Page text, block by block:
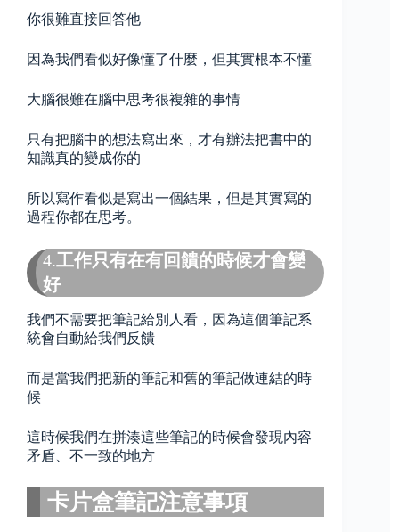
你很難直接回答他
因為我們看似好像懂了什麼，但其實根本不懂
大腦很難在腦中思考很複雜的事情
只有把腦中的想法寫出來，才有辦法把書中的
知識真的變成你的
所以寫作看似是寫出一個結果，但是其實寫的
過程你都在思考。
4.工作只有在有回饋的時候才會變
好
我們不需要把筆記給別人看，因為這個筆記系
統會自動給我們反饋
而是當我們把新的筆記和舊的筆記做連結的時
候
這時候我們在拼湊這些筆記的時候會發現內容
矛盾、不一致的地方
卡片盒筆記注意事項